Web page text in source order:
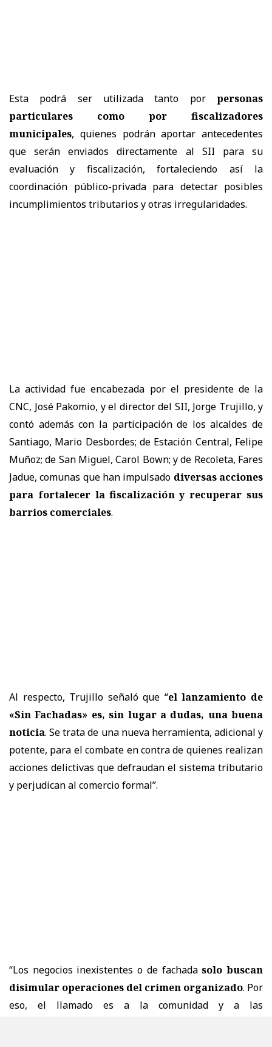
Esta podrá ser utilizada tanto por personas
particulares como por fiscalizadores
municipales, quienes podrán aportar antecedentes
que serán enviados directamente al SII para su
evaluación y fiscalización, fortaleciendo así la
coordinación público-privada para detectar posibles
incumplimientos tributarios y otras irregularidades.
La actividad fue encabezada por el presidente de la
CNC, José Pakomio, y el director del SII, Jorge Trujillo, y
contó además con la participación de los alcaldes de
Santiago, Mario Desbordes; de Estación Central, Felipe
Muñoz; de San Miguel, Carol Bown; y de Recoleta, Fares
Jadue, comunas que han impulsado diversas acciones
para fortalecer la fiscalización y recuperar sus
barrios comerciales.
Al respecto, Trujillo señaló que “el lanzamiento de
«Sin Fachadas» es, sin lugar a dudas, una buena
noticia. Se trata de una nueva herramienta, adicional y
potente, para el combate en contra de quienes realizan
acciones delictivas que defraudan el sistema tributario
y perjudican al comercio formal”.
“Los negocios inexistentes o de fachadasolo buscan
disimular operaciones del crimen organizado. Por
eso, el llamado es a la comunidad y a las